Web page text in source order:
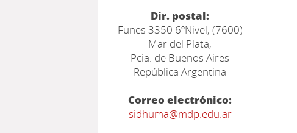
Dir. postal:
Funes 3350 6ºNivel, (7600)
Mar del Plata,
Pcia. de Buenos Aires
República Argentina
Correo electrónico:
sidhuma@mdp.edu.ar